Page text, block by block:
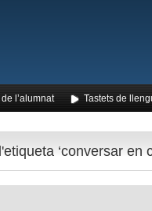
de l’alumnat Tastets de
‘conversar en